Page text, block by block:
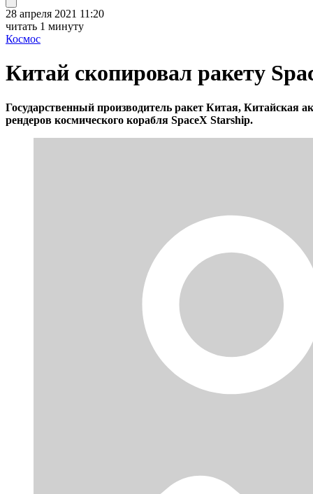
28 апреля 2021 11:20
читать 1 минуту
Космос
Китай скопировал ракету
Государственный производитель ракет Китая, Китайская
рендеров космического корабля SpaceX Starship.